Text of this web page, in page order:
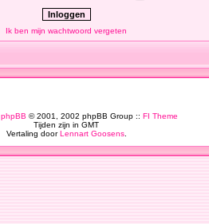
Ik ben mijn wachtwoord vergeten
phpBB © 2001, 2002 phpBB Group :: FI Theme
Tijden zijn in GMT
Vertaling doorLennart Goosens.